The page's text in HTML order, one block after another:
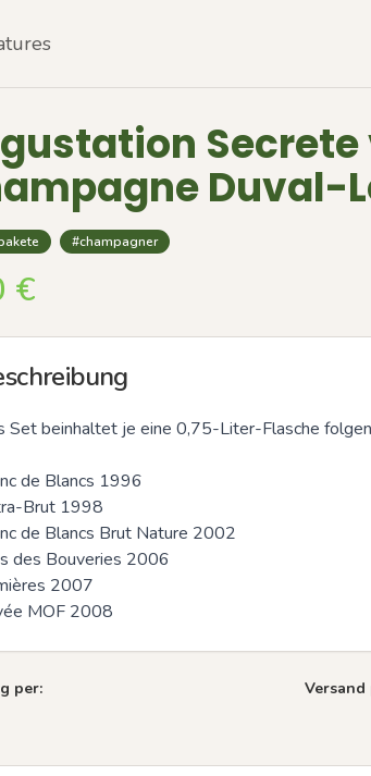
Secrete
Duval-
#champagner
€
Set beinhaltet je eine 0,75-Liter-Flasche
de Blancs 1996
Brut 1998
de Blancs Brut Nature 2002
des Bouveries 2006
2007
MOF 2008
per:
Versand